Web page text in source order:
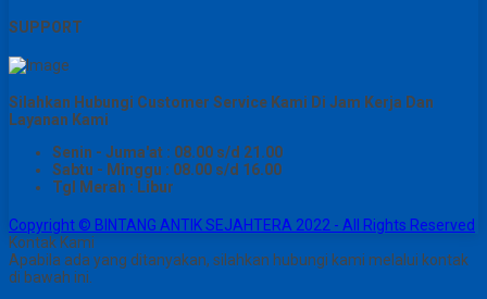
SUPPORT
Silahkan Hubungi Customer Service Kami Di Jam Kerja Dan
Layanan Kami
Senin - Juma'at : 08.00 s/d 21.00
Sabtu - Minggu : 08.00 s/d 16.00
Tgl Merah : Libur
Copyright © BINTANG ANTIK SEJAHTERA 2022 - All Rights Reserved
Kontak Kami
Apabila ada yang ditanyakan, silahkan hubungi kami melalui kontak
di bawah ini.